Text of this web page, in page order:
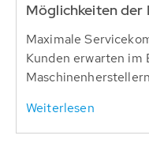
Möglichkeiten der
Maximale
Kunden erwarten im
Weiterlesen